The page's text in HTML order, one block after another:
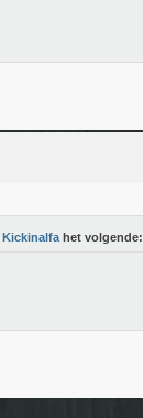
Kickinalfa het volgende: